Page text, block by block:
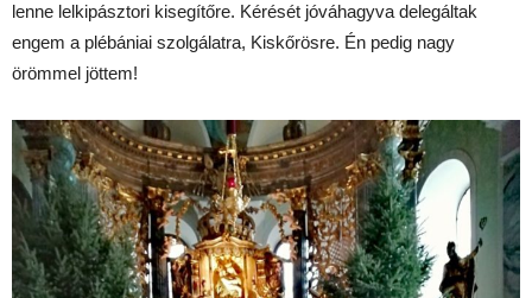
lenne lelkipásztori kisegítőre. Kérését jóváhagyva delegáltak
engem a plébániai szolgálatra, Kiskőrösre. Én pedig nagy
örömmel jöttem!